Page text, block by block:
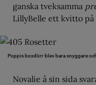
ganska tveksamma
LillyBelle ett kvitto på
Poppis boxdörr blev bara snyggare
Novalie å sin sida